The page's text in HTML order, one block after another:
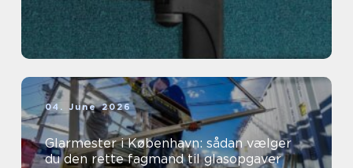
04. June 2026
Glarmester i København: sådan vælger
du den rette fagmand til glasopgaver